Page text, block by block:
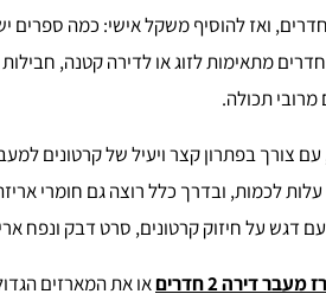
ואז להוסיף משקל אישי: כמה ספרים
מרובי תכולה.
צורך בפתרון קצר ויעיל של קרטונים
עלות לכמות, ובדרך כלל רוצה גם חומרי
דגש על חיזוק קרטונים, סרט דבק ונפח
דירה 2 חדרים
או את המארזים